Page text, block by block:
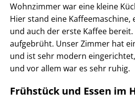
Wohnzimmer war eine kleine
Hier stand eine Kaffeemaschine,
und auch der erste Kaffee
aufgebrüht. Unser Zimmer hat
und ist sehr modern
und vor allem war es sehr ruhig.
Frühstück und Essen im